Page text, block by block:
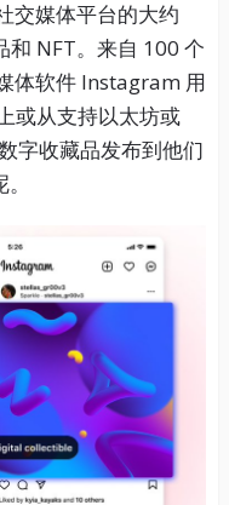
交媒体平台的大约
和 NFT。来自 100 个
体软件 Instagram 用
或从支持以太坊或
字收藏品发布到他们